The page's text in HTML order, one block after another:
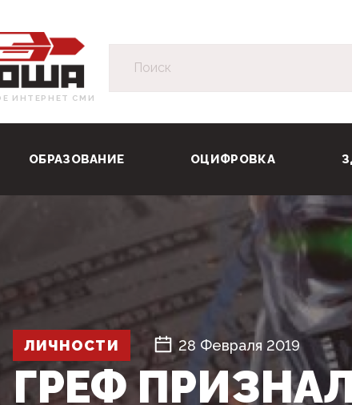
ИНТЕРНЕТ СМИ
ОБРАЗОВАНИЕ ОЦИФРОВКА
ЛИЧНОСТИ 28 Февраля 2019
ГРЕФ